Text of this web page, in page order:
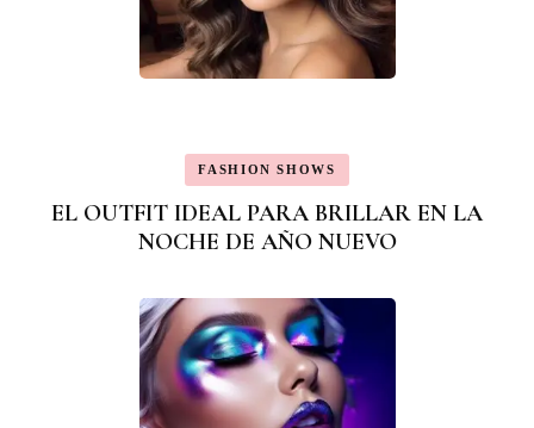
FASHION SHOWS
EL OUTFIT IDEAL PARA BRILLAR EN LA
NOCHE DE AÑO NUEVO